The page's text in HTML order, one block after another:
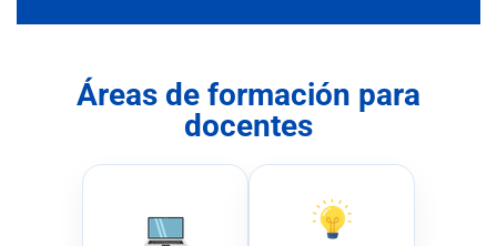
Áreas de formación para
docentes